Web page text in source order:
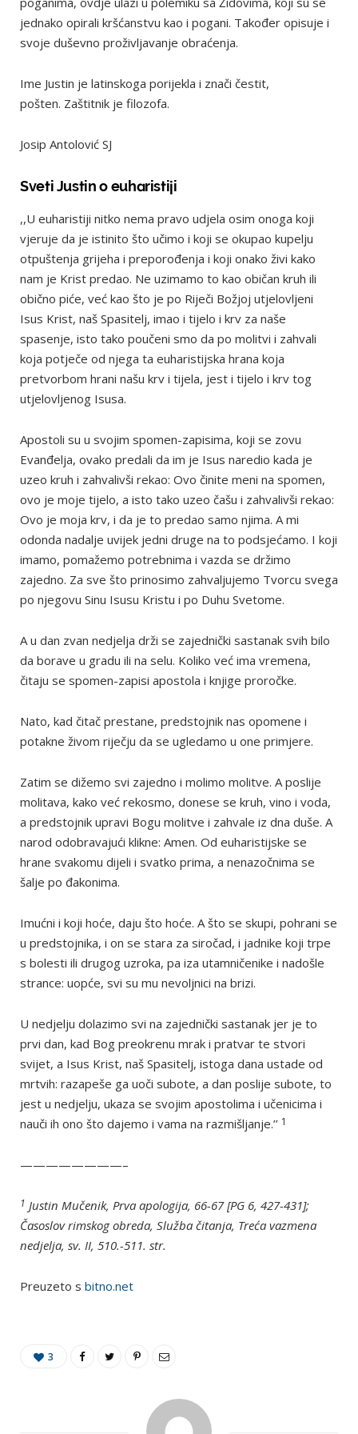
jednako opirali kršćanstvu kao i pogani. Također opisuje i
svoje duševno proživljavanje obraćenja.
Ime Justin je latinskoga porijekla i znači čestit,
pošten. Zaštitnik je filozofa.
Josip Antolović SJ
Sveti Justin o euharistiji
,,U euharistiji nitko nema pravo udjela osim onoga koji
vjeruje da je istinito što učimo i koji se okupao kupelju
otpuštenja grijeha i preporođenja i koji onako živi kako
nam je Krist predao. Ne uzimamo to kao običan kruh ili
obično piće, već kao što je po Riječi Božjoj utjelovljeni
Isus Krist, naš Spasitelj, imao i tijelo i krv za naše
spasenje, isto tako poučeni smo da po molitvi i zahvali
koja potječe od njega ta euharistijska hrana koja
pretvorbom hrani našu krv i tijela, jest i tijelo i krv tog
utjelovljenog Isusa.
Apostoli su u svojim spomen-zapisima, koji se zovu
Evanđelja, ovako predali da im je Isus naredio kada je
uzeo kruh i zahvalivši rekao: Ovo činite meni na spomen,
ovo je moje tijelo, a isto tako uzeo čašu i zahvalivši rekao:
Ovo je moja krv, i da je to predao samo njima. A mi
odonda nadalje uvijek jedni druge na to podsjećamo. I koji
imamo, pomažemo potrebnima i vazda se držimo
zajedno. Za sve što prinosimo zahvaljujemo Tvorcu svega
po njegovu Sinu Isusu Kristu i po Duhu Svetome.
A u dan zvan nedjelja drži se zajednički sastanak svih bilo
da borave u gradu ili na selu. Koliko već ima vremena,
čitaju se spomen-zapisi apostola i knjige proročke.
Nato, kad čitač prestane, predstojnik nas opomene i
potakne živom riječju da se ugledamo u one primjere.
Zatim se dižemo svi zajedno i molimo molitve. A poslije
molitava, kako već rekosmo, donese se kruh, vino i voda,
a predstojnik upravi Bogu molitve i zahvale iz dna duše. A
narod odobravajući klikne: Amen. Od euharistijske se
hrane svakomu dijeli i svatko prima, a nenazočnima se
šalje po đakonima.
Imućni i koji hoće, daju što hoće. A što se skupi, pohrani se
u predstojnika, i on se stara za siročad, i jadnike koji trpe
s bolesti ili drugog uzroka, pa iza utamničenike i nadošle
strance: uopće, svi su mu nevoljnici na brizi.
U nedjelju dolazimo svi na zajednički sastanak jer je to
prvi dan, kad Bog preokrenu mrak i pratvar te stvori
svijet, a Isus Krist, naš Spasitelj, istoga dana ustade od
mrtvih: razapeše ga uoči subote, a dan poslije subote, to
jest u nedjelju, ukaza se svojim apostolima i učenicima i
nauči ih ono što dajemo i vama na razmišljanje.’’ 1
————————–
1 Justin Mučenik, Prva apologija, 66-67 [PG 6, 427-431];
Časoslov rimskog obreda, Služba čitanja, Treća vazmena
nedjelja, sv. II, 510.-511. str.
Preuzeto s bitno.net
3